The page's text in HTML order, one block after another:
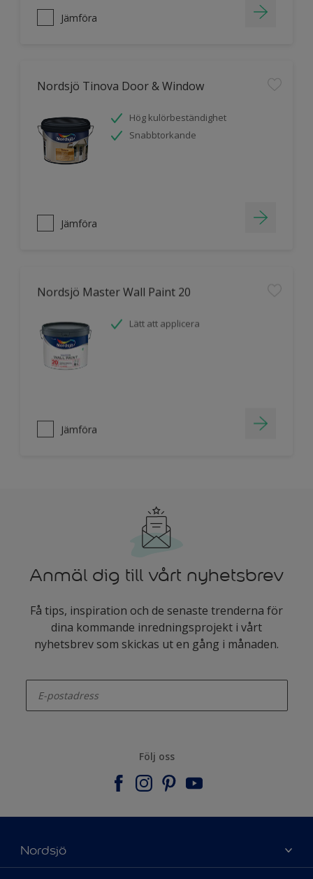
Jämföra
Nordsjö Tinova Door & Window
Hög kulörbeständighet
Snabbtorkande
Jämföra
Nordsjö Master Wall Paint 20
Lätt att applicera
Jämföra
Anmäl dig till vårt nyhetsbrev
Få tips, inspiration och de senaste trenderna för
dina kommande inredningsprojekt i vårt
nyhetsbrev som skickas ut en gång i månaden.
Följ oss
Nordsjö